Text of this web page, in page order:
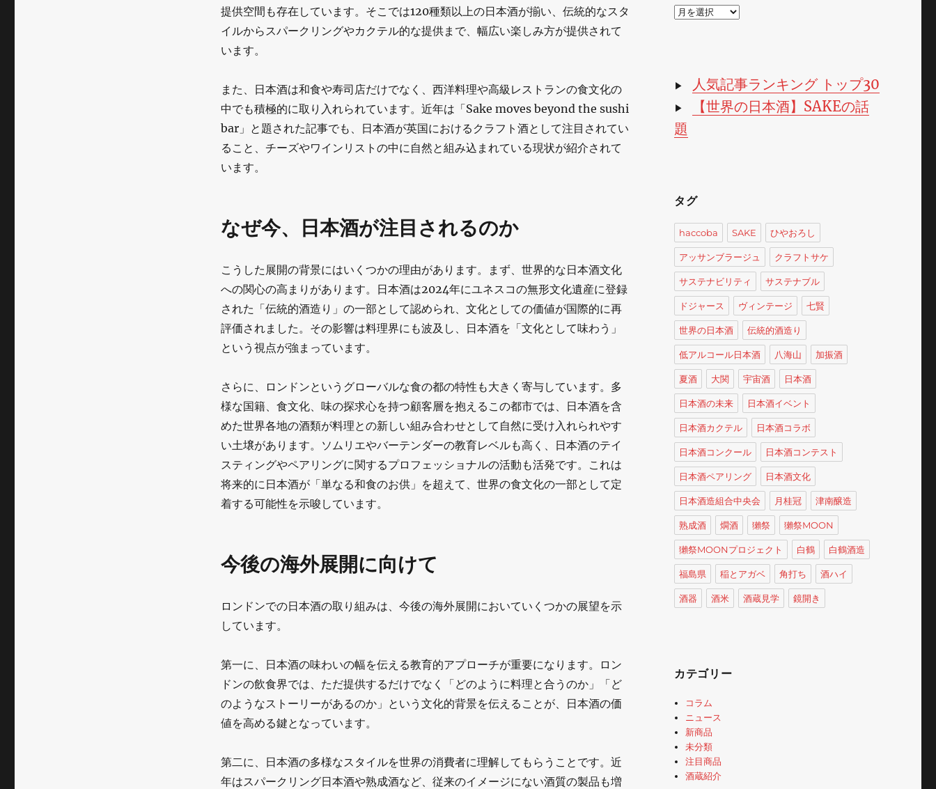
提供空間も存在しています。そこでは120種類以上の日本酒が揃い、伝統的なスタ
イルからスパークリングやカクテル的な提供まで、幅広い楽しみ方が提供されて
います。
また、日本酒は和食や寿司店だけでなく、西洋料理や高級レストランの食文化の
中でも積極的に取り入れられています。近年は「Sake moves beyond the sushi
bar」と題された記事でも、日本酒が英国におけるクラフト酒として注目されてい
ること、チーズやワインリストの中に自然と組み込まれている現状が紹介されて
います。
なぜ今、日本酒が注目されるのか
こうした展開の背景にはいくつかの理由があります。まず、世界的な日本酒文化
への関心の高まりがあります。日本酒は2024年にユネスコの無形文化遺産に登録
された「伝統的酒造り」の一部として認められ、文化としての価値が国際的に再
評価されました。その影響は料理界にも波及し、日本酒を「文化として味わう」
という視点が強まっています。
さらに、ロンドンというグローバルな食の都の特性も大きく寄与しています。多
様な国籍、食文化、味の探求心を持つ顧客層を抱えるこの都市では、日本酒を含
めた世界各地の酒類が料理との新しい組み合わせとして自然に受け入れられやす
い土壌があります。ソムリエやバーテンダーの教育レベルも高く、日本酒のテイ
スティングやペアリングに関するプロフェッショナルの活動も活発です。これは
将来的に日本酒が「単なる和食のお供」を超えて、世界の食文化の一部として定
着する可能性を示唆しています。
今後の海外展開に向けて
ロンドンでの日本酒の取り組みは、今後の海外展開においていくつかの展望を示
しています。
第一に、日本酒の味わいの幅を伝える教育的アプローチが重要になります。ロン
ドンの飲食界では、ただ提供するだけでなく「どのように料理と合うのか」「ど
のようなストーリーがあるのか」という文化的背景を伝えることが、日本酒の価
値を高める鍵となっています。
第二に、日本酒の多様なスタイルを世界の消費者に理解してもらうことです。近
年はスパークリング日本酒や熟成酒など、従来のイメージにない酒質の製品も増
ア
▶
人気記事ランキング トップ30
▶
【世界の日本酒】SAKEの話
題
タグ
haccoba SAKE ひやおろし
アッサンブラージュ クラフトサケ
サステナビリティ サステナブル
ドジャース ヴィンテージ 七賢
世界の日本酒 伝統的酒造り
低アルコール日本酒 八海山 加振酒
夏酒 大関 宇宙酒 日本酒
日本酒の未来 日本酒イベント
日本酒カクテル 日本酒コラボ
日本酒コンクール 日本酒コンテスト
日本酒ペアリング 日本酒文化
日本酒造組合中央会 月桂冠 津南醸造
熟成酒 燗酒 獺祭 獺祭MOON
獺祭MOONプロジェクト 白鶴 白鶴酒造
福島県 稲とアガベ 角打ち 酒ハイ
酒器 酒米 酒蔵見学 鏡開き
カテゴリー
コラム
ニュース
新商品
未分類
注目商品
酒蔵紹介